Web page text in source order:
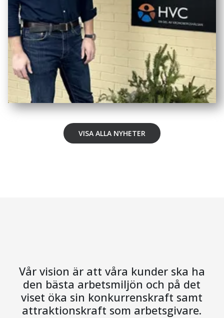
VISA ALLA NYHETER
Vår vision är att våra kunder ska ha
den bästa arbetsmiljön och på det
viset öka sin konkurrenskraft samt
attraktionskraft som arbetsgivare.